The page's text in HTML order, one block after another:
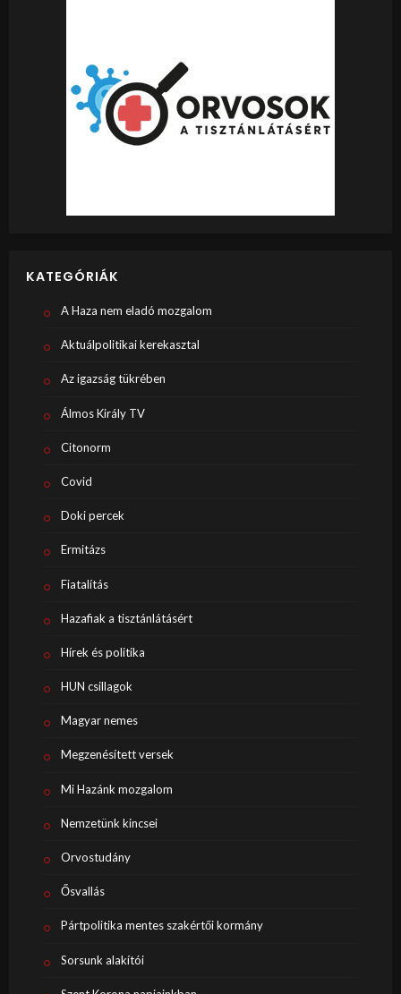
KATEGÓRIÁK
A Haza nem eladó mozgalom
Aktuálpolitikai kerekasztal
Az igazság tükrében
Álmos Király TV
Citonorm
Covid
Doki percek
Ermitázs
Fiatalítás
Hazafiak a tisztánlátásért
Hírek és politika
HUN csillagok
Magyar nemes
Megzenésített versek
Mi Hazánk mozgalom
Nemzetünk kincsei
Orvostudány
Ősvallás
Pártpolitika mentes szakértői kormány
Sorsunk alakítói